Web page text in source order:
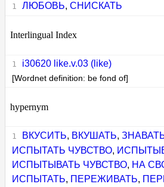
ЛЮБОВЬ, СНИСКАТЬ
Interlingual Index
i30620 like.v.03 (like)
[Wordnet definition: be fond of]
hypernym
ВКУСИТЬ, ВКУШАТЬ,
ИСПЫТАТЬ ЧУВСТВО,
ИСПЫТЫВАТЬ ЧУВСТВО, НА
ИСПЫТАТЬ, ПЕРЕЖИВАТЬ,